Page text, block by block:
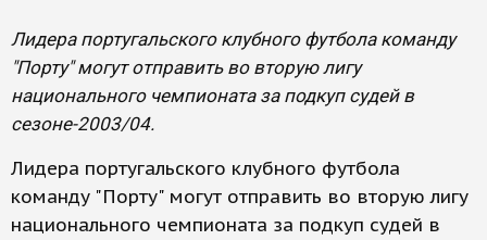
Лидера португальского клубного футбола команду
"Порту" могут отправить во вторую лигу
национального чемпионата за подкуп судей в
сезоне-2003/04.
Лидера португальского клубного футбола
команду "Порту" могут отправить во вторую лигу
национального чемпионата за подкуп судей в